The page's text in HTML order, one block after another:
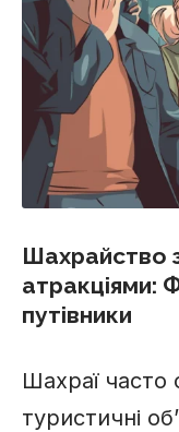
Шахрайство
атракціями:
путівники
Шахраї часто
туристичні